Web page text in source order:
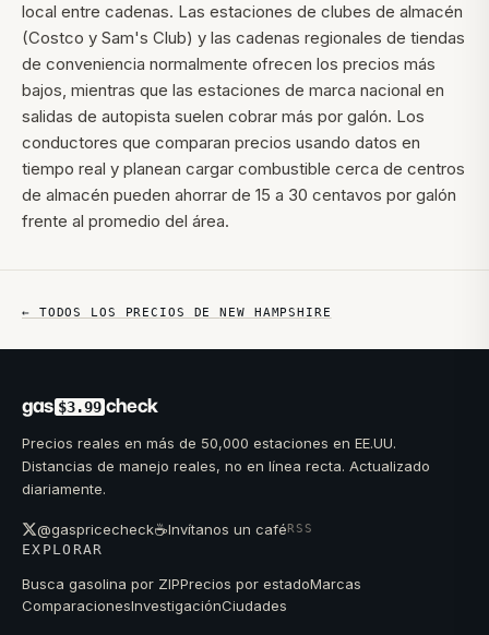
local entre cadenas. Las estaciones de clubes de almacén
(Costco y Sam's Club) y las cadenas regionales de tiendas
de conveniencia normalmente ofrecen los precios más
bajos, mientras que las estaciones de marca nacional en
salidas de autopista suelen cobrar más por galón. Los
conductores que comparan precios usando datos en
tiempo real y planean cargar combustible cerca de centros
de almacén pueden ahorrar de 15 a 30 centavos por galón
frente al promedio del área.
← TODOS LOS PRECIOS DENEW HAMPSHIRE
gas $3.99 check
Precios reales en más de 50,000 estaciones en EE.UU.
Distancias de manejo reales, no en línea recta. Actualizado
diariamente.
@gaspricecheck☕Invítanos un caféRSS
EXPLORAR
Busca gasolina por ZIPPrecios por estadoMarcas
ComparacionesInvestigaciónCiudades